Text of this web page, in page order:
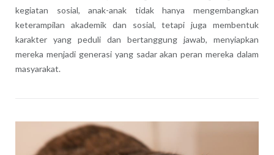
kegiatan sosial, anak-anak tidak hanya mengembangkan
keterampilan akademik dan sosial, tetapi juga membentuk
karakter yang peduli dan bertanggung jawab, menyiapkan
mereka menjadi generasi yang sadar akan peran mereka dalam
masyarakat.